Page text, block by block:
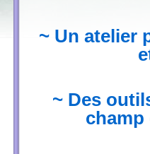
~ Un atelier
~ Des